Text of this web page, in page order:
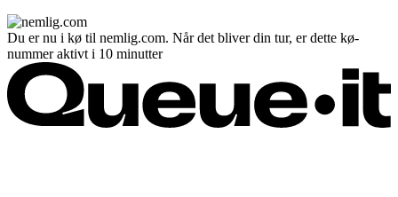
Du er nu i kø til nemlig.com. Når det bliver din tur, er dette kø-
nummer aktivt i 10 minutter